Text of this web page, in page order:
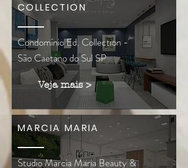
COLLECTION
Veja mais >
Condomínio Ed. Collection -
São Caetano do Sul SP
MARCIA MARIA
Studio Marcia Maria Beauty &